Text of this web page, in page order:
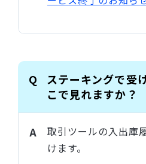
ステーキングで受
こで見れますか？
取引ツールの入出庫
けます。